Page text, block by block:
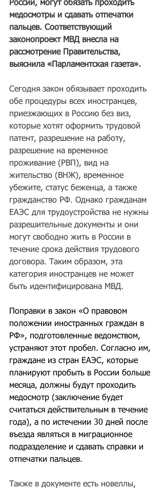
России, могут обязать проходить
медосмотры и сдавать отпечатки
пальцев. Соответствующий
законопроект МВД внесла на
рассмотрение Правительства,
выяснила «Парламентская газета».
Сегодня закон обязывает проходить
обе процедуры всех иностранцев,
приезжающих в Россию без виз,
которые хотят оформить трудовой
патент, разрешение на работу,
разрешение на временное
проживание (РВП), вид на
жительство (ВНЖ), временное
убежите, статус беженца, а также
гражданство РФ. Однако гражданам
ЕАЭС для трудоустройства не нужны
разрешительные документы и они
могут свободно жить в России в
течение срока действия трудового
договора. Таким образом, эта
категория иностранцев не может
быть идентифицирована МВД.
Поправки в закон «О правовом
положении иностранных граждан в
РФ», подготовленные ведомством,
устраняют этот пробел. Согласно им,
граждане из стран ЕАЭС, которые
планируют пробыть в России больше
месяца, должны будут проходить
медосмотр (заключение будет
считаться действительным в течение
года), а по истечении 30 дней после
въезда являться в миграционное
подразделение и сдавать справки и
отпечатки пальцев.
Также в документе есть новеллы,